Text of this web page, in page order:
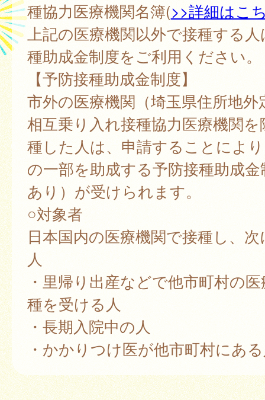
種協力医療機関名簿(>>詳細はこ
上記の医療機関以外で接種する
種助成金制度をご利用ください。
【予防接種助成金制度】
市外の医療機関（埼玉県住所地外
相互乗り入れ接種協力医療機関
種した人は、申請することによ
の一部を助成する予防接種助成
あり）が受けられます。
○対象者
日本国内の医療機関で接種し、
人
・里帰り出産などで他市町村の
種を受ける人
・長期入院中の人
・かかりつけ医が他市町村にあ